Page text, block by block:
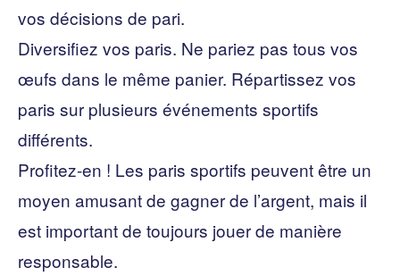
vos décisions de pari.
Diversifiez vos paris. Ne pariez pas tous vos
œufs dans le même panier. Répartissez vos
paris sur plusieurs événements sportifs
différents.
Profitez-en ! Les paris sportifs peuvent être un
moyen amusant de gagner de l’argent, mais il
est important de toujours jouer de manière
responsable.